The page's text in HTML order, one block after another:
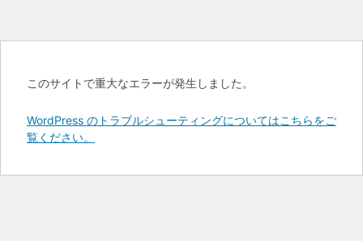
このサイトで重大なエラーが発生しました。
WordPress のトラブルシューティングについてはこちらをご
覧ください。